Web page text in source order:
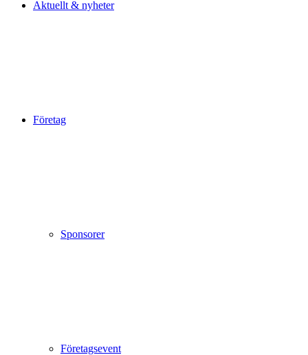
Aktuellt & nyheter
Företag
Sponsorer
Företagsevent